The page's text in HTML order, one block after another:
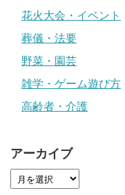
花火大会・イベント
葬儀・法要
野菜・園芸
雑学・ゲーム遊び方
高齢者・介護
アーカイブ